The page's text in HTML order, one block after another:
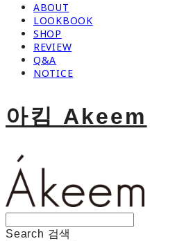
ABOUT
LOOKBOOK
SHOP
REVIEW
Q&A
NOTICE
아킴 Akeem
Search 검색